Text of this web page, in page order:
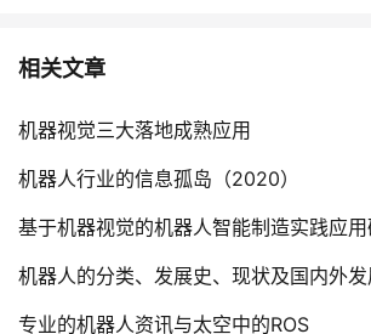
相关文章
机器视觉三大落地成熟应用
机器人行业的信息孤岛（2020）
基于机器视觉的机器人智能制造实践应
机器人的分类、发展史、现状及国内外
专业的机器人资讯与太空中的ROS